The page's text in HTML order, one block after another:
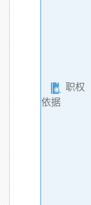
职权
依据